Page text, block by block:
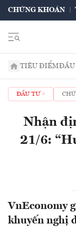
CHỨNG KHOÁN
TIÊU ĐIỂMĐẦU
ĐẦU TƯ
Nhận
21/6:
VnEconomy
khuyến nghị